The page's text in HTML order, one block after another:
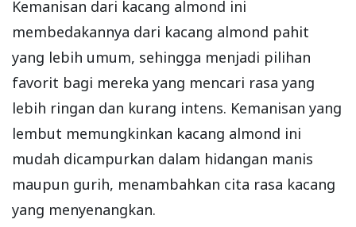
Kemanisan dari kacang almond ini
membedakannya dari kacang almond pahit
yang lebih umum, sehingga menjadi pilihan
favorit bagi mereka yang mencari rasa yang
lebih ringan dan kurang intens. Kemanisan yang
lembut memungkinkan kacang almond ini
mudah dicampurkan dalam hidangan manis
maupun gurih, menambahkan cita rasa kacang
yang menyenangkan.